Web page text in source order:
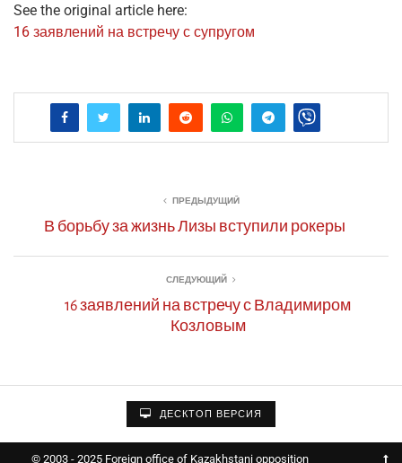
See the original article here:
16 заяв­ле­ний на встре­чу с супругом
ПРЕДЫДУЩИЙ
В борьбу за жизнь Лизы вступили рокеры
СЛЕДУЮЩИЙ
16 заявлений на встречу с Владимиром
Козловым
ДЕСКТОП ВЕРСИЯ
© 2003 - 2025 Foreign office of Kazakhstani opposition